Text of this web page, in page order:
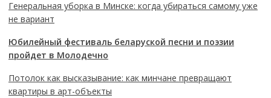
Генеральная уборка в Минске: когда убираться самому уже
не вариант
Юбилейный фестиваль беларуской песни и поэзии
пройдет в Молодечно
Потолок как высказывание: как минчане превращают
квартиры в арт-объекты